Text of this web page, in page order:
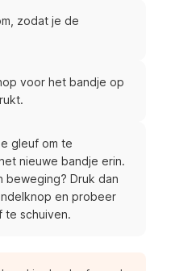
zodat je de
voor het bandje op
gleuf om te
nieuwe bandje erin.
beweging? Druk dan
en probeer
te schuiven.